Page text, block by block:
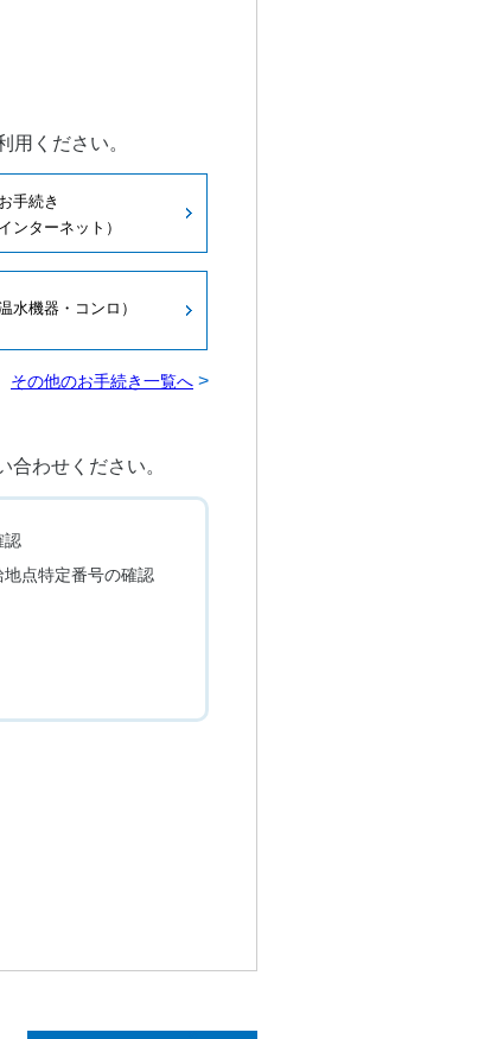
念サイト
ください。
手続き
ンターネット）
水機器・コンロ）
その他のお手続き一覧へ >
わせください。
認
地点特定番号の確認